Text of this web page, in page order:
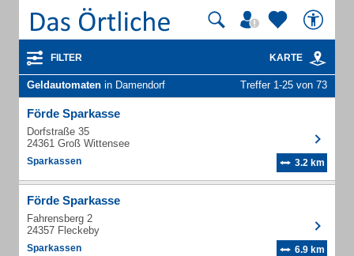
FILTER KARTE
Geldautomaten in Damendorf Treffer 1-25 von 73
Förde Sparkasse
Dorfstraße 35
24361 Groß Wittensee
Sparkassen 3.2 km
Förde Sparkasse
Fahrensberg 2
24357 Fleckeby
Sparkassen 6.9 km